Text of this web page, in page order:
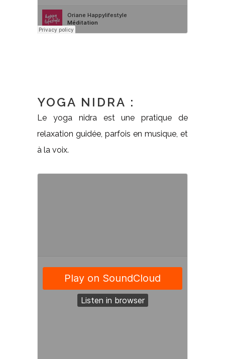
YOGA NIDRA :
Le yoga nidra est une pratique de
relaxation guidée, parfois en musique, et
à la voix.